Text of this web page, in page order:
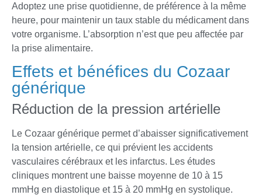
Adoptez une prise quotidienne, de préférence à la même
heure, pour maintenir un taux stable du médicament dans
votre organisme. L’absorption n’est que peu affectée par
la prise alimentaire.
Effets et bénéfices du Cozaar
générique
Réduction de la pression artérielle
Le Cozaar générique permet d’abaisser significativement
la tension artérielle, ce qui prévient les accidents
vasculaires cérébraux et les infarctus. Les études
cliniques montrent une baisse moyenne de 10 à 15
mmHg en diastolique et 15 à 20 mmHg en systolique.